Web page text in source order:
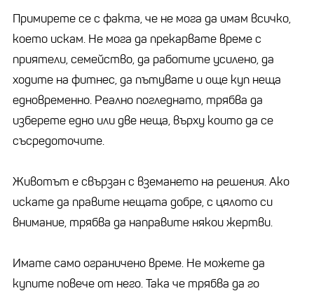
Примирете се с факта, че не мога да имам всичко,
което искам. Не мога да прекарвате време с
приятели, семейство, да работите усилено, да
ходите на фитнес, да пътувате и още куп неща
едновременно. Реално погледнато, трябва да
изберете едно или две неща, върху които да се
съсредоточите.
Животът е свързан с вземането на решения. Ако
искате да правите нещата добре, с цялото си
внимание, трябва да направите някои жертви.
Имате само ограничено време. Не можете да
купите повече от него. Така че трябва да го